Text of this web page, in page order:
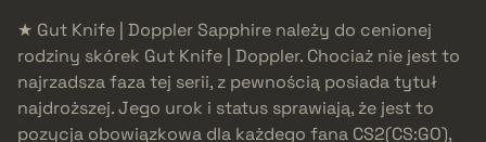
★ Gut Knife | Doppler Sapphire należy do cenionej
rodziny skórek Gut Knife | Doppler. Chociaż nie jest to
najrzadsza faza tej serii, z pewnością posiada tytuł
najdroższej. Jego urok i status sprawiają, że jest to
pozycja obowiązkowa dla każdego fana CS2(CS:GO),